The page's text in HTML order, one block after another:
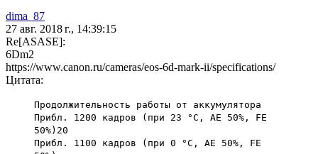
dima_87
27 авг. 2018 г., 14:39:15
Re[ASASE]:
6Dm2
https://www.canon.ru/cameras/eos-6d-mark-ii/specifications/
Цитата:
Продолжительность работы от аккумулятора
Прибл. 1200 кадров (при 23 °C, AE 50%, FE
50%)20
Прибл. 1100 кадров (при 0 °C, AE 50%, FE